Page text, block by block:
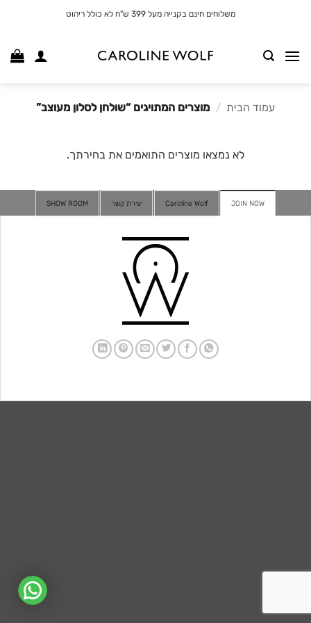
משלוחים חינם בקנייה מעל 399 ש"ח לא כולל ריהוט
עמוד הבית / מוצרים המתויגים “שולחן לסלון מעוצב”
לא נמצאו מוצרים התואמים את בחירתך.
JOIN NOW
Caroline Wolf יצירת קשר SHOW ROOM